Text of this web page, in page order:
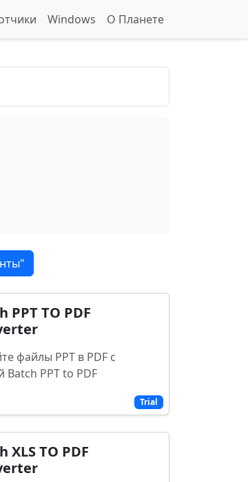
Windows О Планете
Trial
PPT TO PDF
файлы PPT в PDF с
PPT to PDF
XLS TO PDF